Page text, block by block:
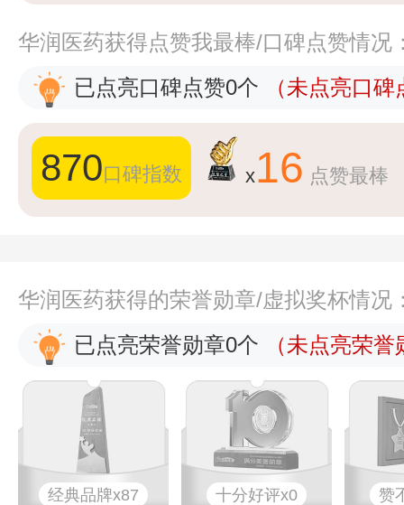
华润医药获得点赞我最棒/口碑点赞情况
已点亮口碑点赞0个
（未点亮口
870口碑指数 x16 点赞最棒
华润医药获得的荣誉勋章/虚拟奖杯情况
已点亮荣誉勋章0个
（未点亮荣
经典品牌x87 十分好评x0 赞